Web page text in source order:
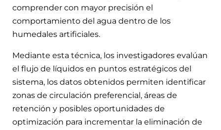
comprender con mayor precisión el
comportamiento del agua dentro de los
humedales artificiales.
Mediante esta técnica, los investigadores evalúan
el flujo de líquidos en puntos estratégicos del
sistema, los datos obtenidos permiten identificar
zonas de circulación preferencial, áreas de
retención y posibles oportunidades de
optimización para incrementar la eliminación de